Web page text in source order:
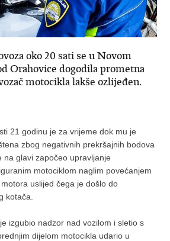
oko 20 sati se u Novom
Orahovice dogodila prometna
motocikla lakše ozlijeđen.
21 godinu je za vrijeme dok mu je
zbog negativnih prekršajnih bodova
na glavi započeo upravljanje
motociklom naglim povećanjem
uslijed čega je došlo do
kotača.
izgubio nadzor nad vozilom i sletio s
dijelom motocikla udario u